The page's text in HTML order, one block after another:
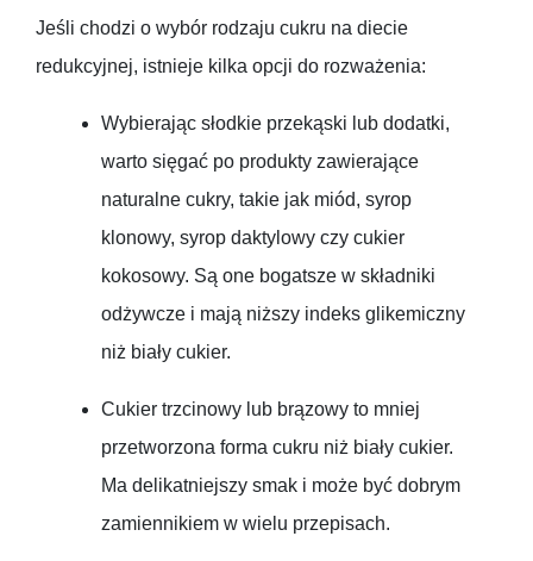
Jeśli chodzi o wybór rodzaju cukru na diecie
redukcyjnej, istnieje kilka opcji do rozważenia:
Wybierając słodkie przekąski lub dodatki,
warto sięgać po produkty zawierające
naturalne cukry, takie jak miód, syrop
klonowy, syrop daktylowy czy cukier
kokosowy. Są one bogatsze w składniki
odżywcze i mają niższy indeks glikemiczny
niż biały cukier.
Cukier trzcinowy lub brązowy to mniej
przetworzona forma cukru niż biały cukier.
Ma delikatniejszy smak i może być dobrym
zamiennikiem w wielu przepisach.